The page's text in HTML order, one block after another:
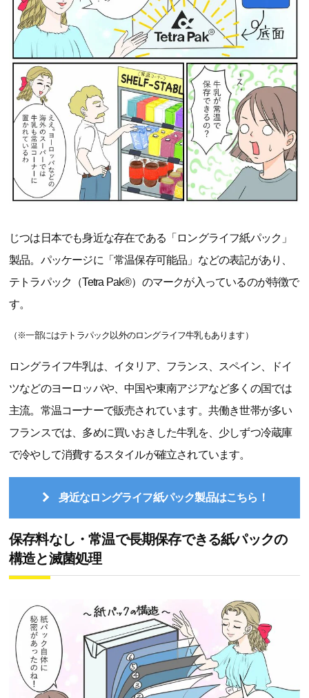
じつは日本でも身近な存在である「ロングライフ紙パック」
製品。パッケージに「常温保存可能品」などの表記があり、
テトラパック（Tetra Pak®）のマークが入っているのが特徴で
す。
（※一部にはテトラパック以外のロングライフ牛乳もあります）
ロングライフ牛乳は、イタリア、フランス、スペイン、ドイ
ツなどのヨーロッパや、中国や東南アジアなど多くの国では
主流。常温コーナーで販売されています。共働き世帯が多い
フランスでは、多めに買いおきした牛乳を、少しずつ冷蔵庫
で冷やして消費するスタイルが確立されています。
身近なロングライフ紙パック製品はこちら！
保存料なし・常温で長期保存できる紙パックの
構造と滅菌処理